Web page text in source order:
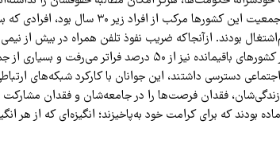
وجود داشت. علاوه‌براین، اکثریت جمعیت این کشورها مرکب از افراد
بودند. ازآنجاکه ضریب نفوذ تلفن همراه در بیش از
صددرصد فراتر رفته بود و در بیشتر کشورهای باقیمانده نیز از ۵۰
دسترسی داشتند، این جوانان با کارکرد شبکه‌های
زندگی‌شان، فقدان فرصت‌ها را در جامعه‌شان و فقدان
بودند که برای کرامت خود به‌پاخیزند؛ انگیزه‌ای که از هر